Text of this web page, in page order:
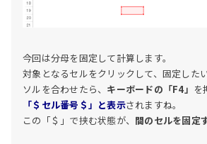
今回は分母を固定して計算します。
対象となるセルをクリックして、固定した
ソルを合わせたら、 キーボードの「F4」 を
「＄セル番号＄」と表示されますね。
この「＄」で挟む状態が、 間のセルを固定